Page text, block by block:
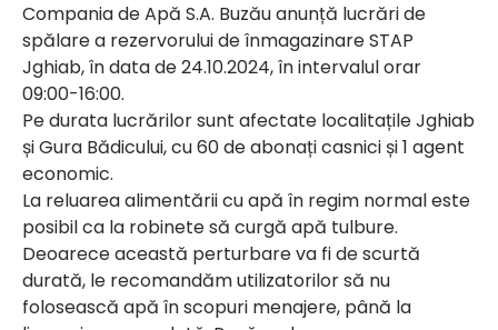
Compania de Apă S.A. Buzău anunță lucrări de
spălare a rezervorului de înmagazinare STAP
Jghiab, în data de 24.10.2024, în intervalul orar
09:00-16:00.
Pe durata lucrărilor sunt afectate localitațile Jghiab
și Gura Bădicului, cu 60 de abonați casnici și 1 agent
economic.
La reluarea alimentării cu apă în regim normal este
posibil ca la robinete să curgă apă tulbure.
Deoarece această perturbare va fi de scurtă
durată, le recomandăm utilizatorilor să nu
folosească apă în scopuri menajere, până la